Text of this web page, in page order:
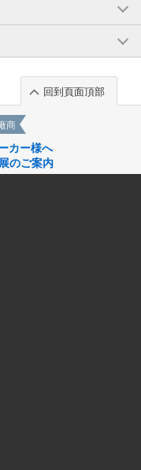
回到頁面頂部
商
カー様へ
のご案内